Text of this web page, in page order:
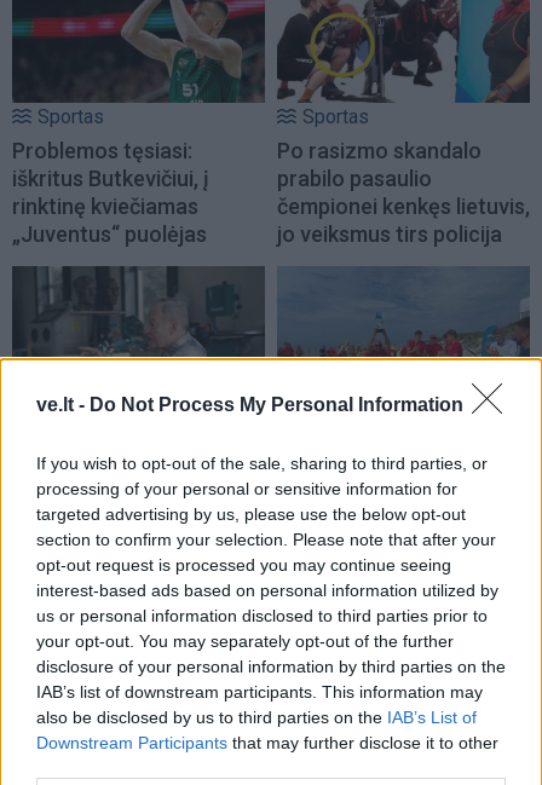
ve.lt - Do Not Process My Personal Information
If you wish to opt-out of the sale, sharing to third parties, or
processing of your personal or sensitive information for
targeted advertising by us, please use the below opt-out
section to confirm your selection. Please note that after your
opt-out request is processed you may continue seeing
interest-based ads based on personal information utilized by
us or personal information disclosed to third parties prior to
your opt-out. You may separately opt-out of the further
disclosure of your personal information by third parties on the
IAB’s list of downstream participants. This information may
also be disclosed by us to third parties on the IAB’s List of
Downstream Participants that may further disclose it to other
Sportas
Problemos tęsiasi:
iškritus Butkevičiui, į
rinktinę kviečiamas
„Juventus“ puolėjas
Sportas
Po rasizmo skandalo
prabilo pasaulio
čempionei kenkęs lietuvis,
jo veiksmus tirs policija
Aiškėja Modesto
Paulausko skulptūros
pastatymo data:
nuomonę apie ją išsakė ir
pats olimpinis čempionas
Klaipėdos paplūdimių
gelbėtojai – Lietuvos
čempionai: Juodkrantėje
iškovojo pirmąją vietą